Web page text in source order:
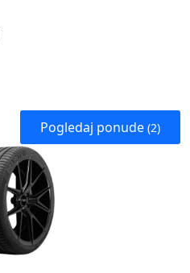
Pogledaj ponude (2)